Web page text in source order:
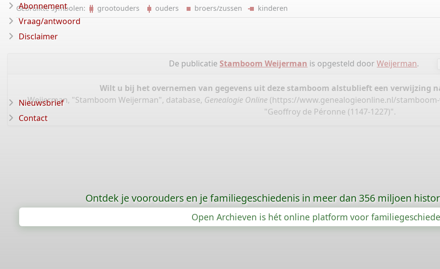
Gebruikte symbolen: grootouders ouders broers/zussen kinderen
De publicatieStamboom Weijerman is opgesteld doorWeijerman.
Wilt u bij het overnemen van gegevens uit deze stamboom alstublieft een verwijzing
Weijerman, "Stamboom Weijerman", database, Genealogie Online (https://www.genealogieonline.nl/
"Geoffroy de Péronne (1147-1227)".
Abonnement
Vraag/antwoord
Disclaimer
Nieuwsbrief
Contact
Ontdek je voorouders en je familiegeschiedenis in meer dan 356 miljoen
Open Archieven is hét online platform voor